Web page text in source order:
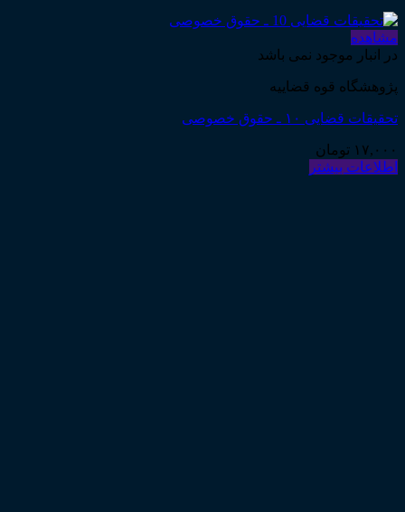
مشاهده
در انبار موجود نمی باشد
پژوهشگاه قوه قضاییه
تحقیقات قضایی ۱۰ ـ حقوق خصوصی
۱۷,۰۰۰ تومان
اطلاعات بیشتر